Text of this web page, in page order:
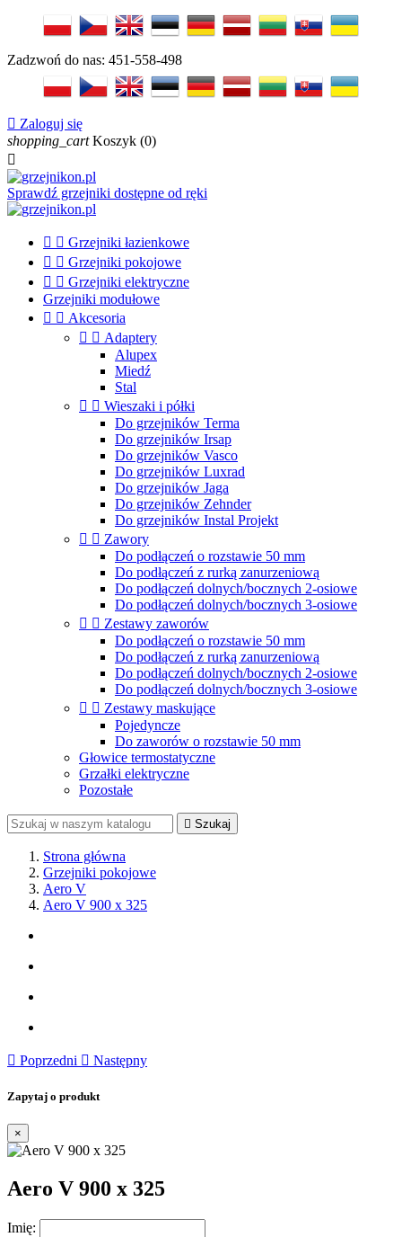
Zadzwoń do nas: 451-558-498
 Zaloguj się
shopping_cart Koszyk (0)

Sprawdź grzejniki dostępne od ręki
  Grzejniki łazienkowe
  Grzejniki pokojowe
  Grzejniki elektryczne
Grzejniki modułowe
  Akcesoria
  Adaptery
Alupex
Miedź
Stal
  Wieszaki i półki
Do grzejników Terma
Do grzejników Irsap
Do grzejników Vasco
Do grzejników Luxrad
Do grzejników Jaga
Do grzejników Zehnder
Do grzejników Instal Projekt
  Zawory
Do podłączeń o rozstawie 50 mm
Do podłączeń z rurką zanurzeniową
Do podłączeń dolnych/bocznych 2-osiowe
Do podłączeń dolnych/bocznych 3-osiowe
  Zestawy zaworów
Do podłączeń o rozstawie 50 mm
Do podłączeń z rurką zanurzeniową
Do podłączeń dolnych/bocznych 2-osiowe
Do podłączeń dolnych/bocznych 3-osiowe
  Zestawy maskujące
Pojedyncze
Do zaworów o rozstawie 50 mm
Głowice termostatyczne
Grzałki elektryczne
Pozostałe
 Szukaj
Strona główna
Grzejniki pokojowe
Aero V
Aero V 900 x 325
 Poprzedni  Następny
Zapytaj o produkt
×
Aero V 900 x 325
Imię: